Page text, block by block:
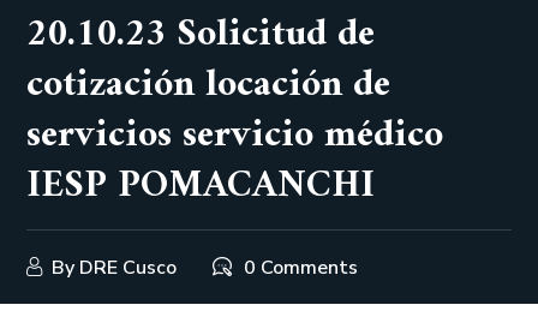
20.10.23 Solicitud de
cotización locación de
servicios servicio médico
IESP POMACANCHI
By DRE Cusco 0 Comments